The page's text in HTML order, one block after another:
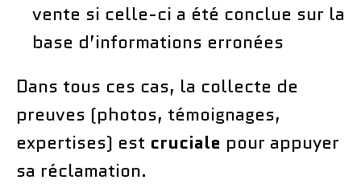
vente si celle-ci a été conclue sur la
base d’informations erronées
Dans tous ces cas, la collecte de
preuves (photos, témoignages,
expertises) est cruciale pour appuyer
sa réclamation.